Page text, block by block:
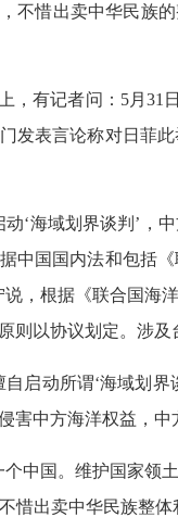
不惜出卖中华民族
，有记者问：5月31
发表言论称对日菲
动‘海域划界谈判’，
中国国内法和包括
说，根据《联合国海
则以协议划定。涉
自启动所谓‘海域划
害中方海洋权益，中
个中国。维护国家领
惜出卖中华民族整